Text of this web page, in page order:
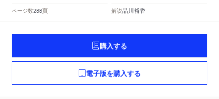
ページ数288頁 解説品川裕香
購入する
電子版を購入する